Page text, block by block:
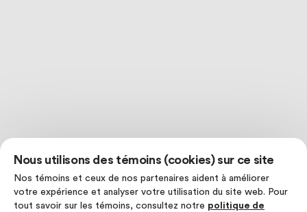
Nous utilisons des témoins (cookies) sur ce site
Nos témoins et ceux de nos partenaires aident à améliorer
votre expérience et analyser votre utilisation du site web. Pour
tout savoir sur les témoins, consultez notre politique de